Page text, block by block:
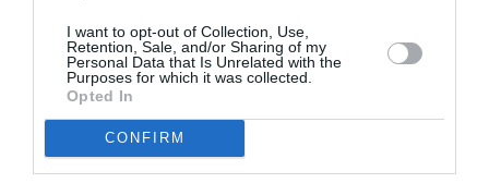
I want to opt-out of Collection, Use,
Retention, Sale, and/or Sharing of my
Personal Data that Is Unrelated with the
Purposes for which it was collected.
Opted In
CONFIRM
Appel aux lecteurs !
Soutenez Air Journal participez
développement !